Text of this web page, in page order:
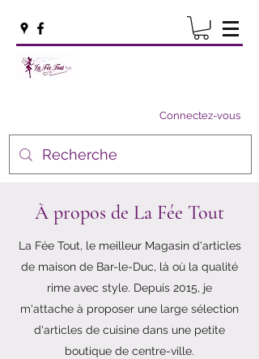
Connectez-vous
À propos de La Fée Tout
La Fée Tout, le meilleur Magasin d'articles
de maison de Bar-le-Duc, là où la qualité
rime avec style. Depuis 2015, je
m'attache à proposer une large sélection
d'articles de cuisine dans une petite
boutique de centre-ville.